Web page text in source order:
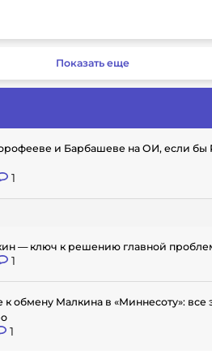
Показать еще
и Барбашеве на ОИ, если бы
1
— ключ к решению главной
1
обмену Малкина в «Миннесоту»: все
1